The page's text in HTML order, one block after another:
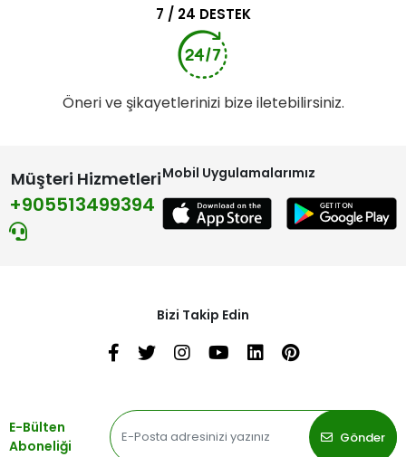
7 / 24 DESTEK
Öneri ve şikayetlerinizi bize iletebilirsiniz.
Müşteri Hizmetleri
+905513499394
Mobil Uygulamalarımız
Bizi Takip Edin
E-Bülten
Aboneliği
Gönder